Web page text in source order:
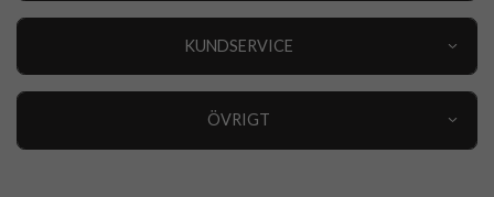
KUNDSERVICE
ÖVRIGT